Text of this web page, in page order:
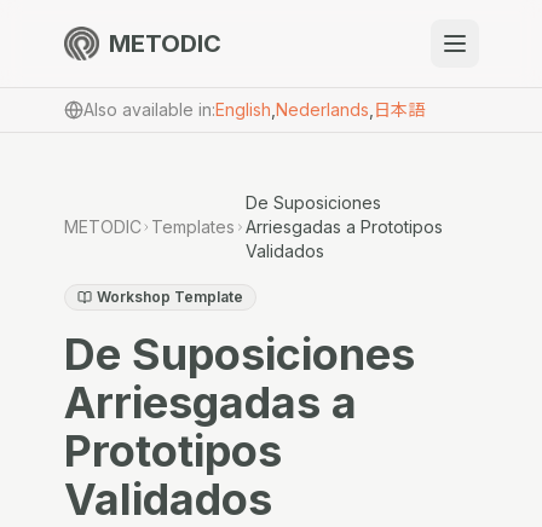
METODIC
When to use
Get Started
EN
Also available in:English Nederlands 日本語
METODIC Templates
De Suposiciones
Arriesgadas a Prototipos
Validados
Workshop Template
De Suposiciones
Arriesgadas a
Prototipos
Validados